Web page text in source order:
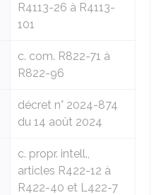
R4113-26 à R4113-
101
c. com. R822-71 à
R822-96
décret n° 2024-874
du 14 août 2024
c. propr. intell.,
articles R422-12 à
R422-40 et L422-7